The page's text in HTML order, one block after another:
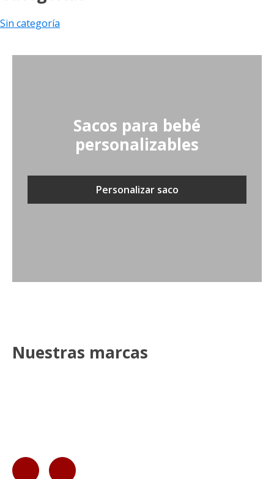
Sin categoría
Sacos para bebé
personalizables
Personalizar saco
Nuestras marcas